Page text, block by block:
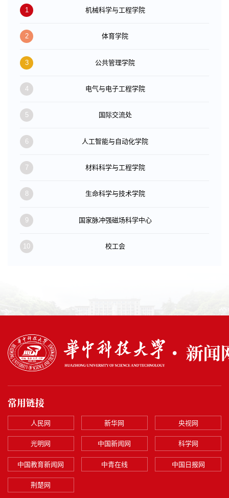
1 机械科学与工程学院
2 体育学院
3 公共管理学院
4 电气与电子工程学院
5 国际交流处
6 人工智能与自动化学院
7 材料科学与工程学院
8 生命科学与技术学院
9 国家脉冲强磁场科学中心
10 校工会
常用链接
人民网 新华网 央视网
光明网 中国新闻网 科学网
中国教育新闻网 中青在线 中国日报网
荆楚网